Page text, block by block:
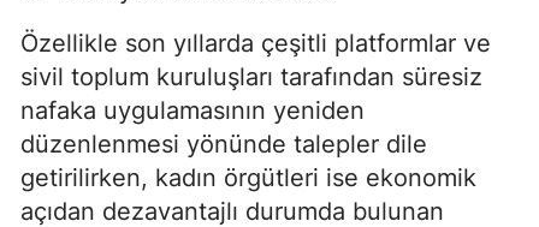
Özellikle son yıllarda çeşitli platformlar ve
sivil toplum kuruluşları tarafından süresiz
nafaka uygulamasının yeniden
düzenlenmesi yönünde talepler dile
getirilirken, kadın örgütleri ise ekonomik
açıdan dezavantajlı durumda bulunan